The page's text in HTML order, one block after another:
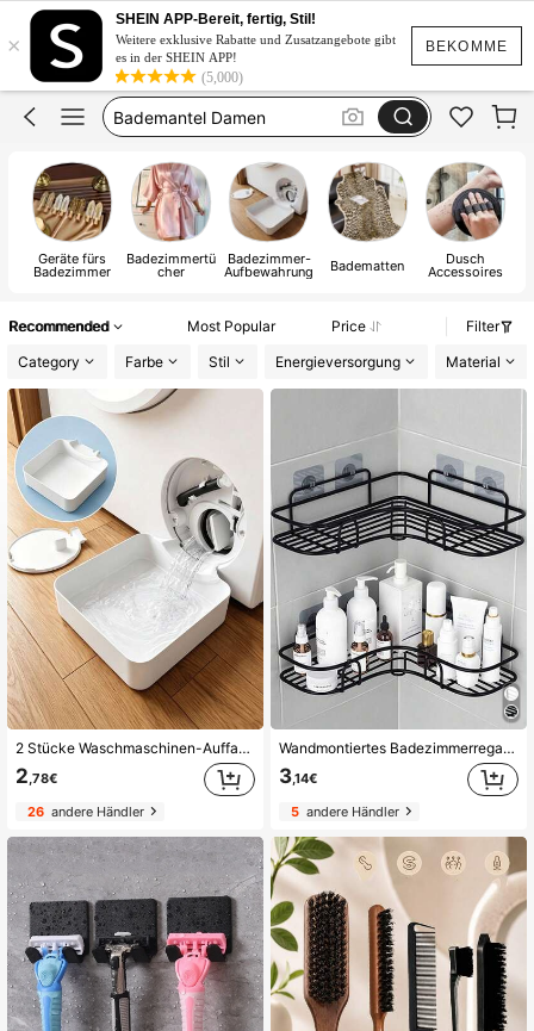
BEKOMME
×
SHEIN APP-Bereit, fertig, Stil!
Weitere exklusive Rabatte und Zusatzangebote gibt
es in der SHEIN APP!
(5,000)
Duschvorhang
Bademantel Damen
Strandtuch
Badezimmer
Geräte fürs
Badezimmer
Badezimmertü
cher
Badezimmer-
Aufbewahrung Badematten Dusch
Accessoires
Recommended Most Popular Price
Filter
Category
Farbe Stil Energieversorgung Material
2 Stücke Waschmaschinen-Auffangwanne Tropfschale, wasserdichte Bodenschutzmatte für Waschraum, Anti-Überlauf Anti-Leckage Schale, langanhaltend Waschmaschinen-Zubehör, Reinigungsmittel für Waschbereich & Hausorganisation
2,78€
26andere Händler
Wandmontiertes Badezimmerregal, Duschablage, dreieckiges bohrlochfreies Aufbewahrungsregal, geeignet für Badezimmer & Küche, Badezimmer Accessoires
3,14€
5andere Händler